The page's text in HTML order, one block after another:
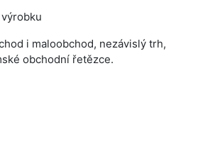
i maloobchod, nezávislý trh,
obchodní řetězce.